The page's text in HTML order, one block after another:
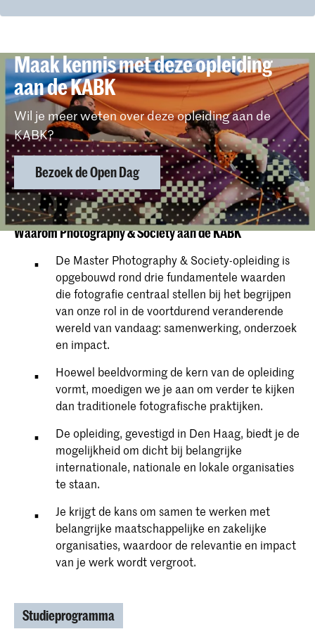
Maak kennis met deze opleiding
aan de KABK
Wil je meer weten over deze opleiding aan de
KABK?
Bezoek de Open Dag
Waarom Photography & Society aan de KABK
De Master Photography & Society-opleiding is
opgebouwd rond drie fundamentele waarden
die fotografie centraal stellen bij het begrijpen
van onze rol in de voortdurend veranderende
wereld van vandaag: samenwerking, onderzoek
en impact.
Hoewel beeldvorming de kern van de opleiding
vormt, moedigen we je aan om verder te kijken
dan traditionele fotografische praktijken.
De opleiding, gevestigd in Den Haag, biedt je de
mogelijkheid om dicht bij belangrijke
internationale, nationale en lokale organisaties
te staan.
Je krijgt de kans om samen te werken met
belangrijke maatschappelijke en zakelijke
organisaties, waardoor de relevantie en impact
van je werk wordt vergroot.
Studieprogramma